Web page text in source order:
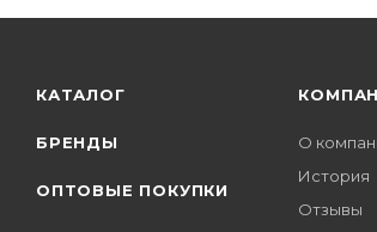
КАТАЛОГ
БРЕНДЫ
ОПТОВЫЕ ПОКУПКИ
О
История
Отзывы